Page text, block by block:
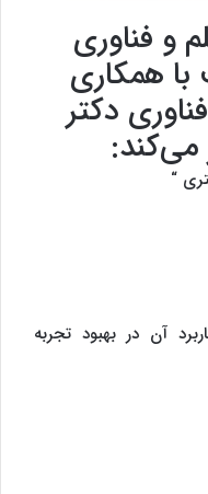
و فناوری
همکاری
دکتر
می‌‌کند:
“
آن در بهبود تجربه